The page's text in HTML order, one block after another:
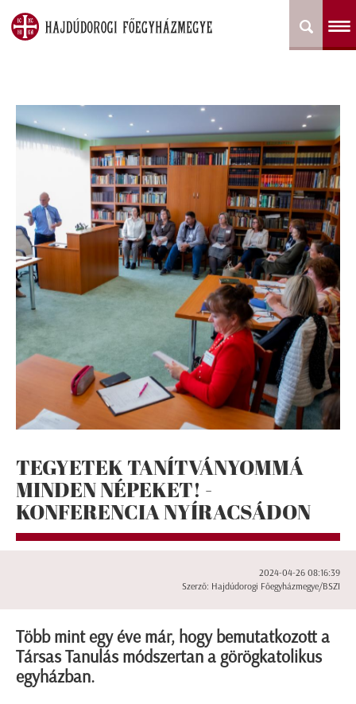
TEGYETEK TANÍTVÁNYOMMÁ
MINDEN NÉPEKET! -
KONFERENCIA NYÍRACSÁDON
2024-04-26 08:16:39
Szerző: Hajdúdorogi Főegyházmegye/BSZI
Több mint egy éve már, hogy bemutatkozott a
Társas Tanulás módszertan a görögkatolikus
egyházban.